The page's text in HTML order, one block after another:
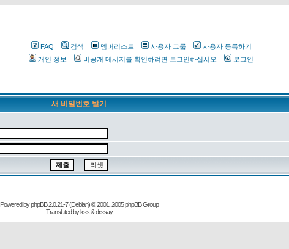
FAQ 검색 멤버리스트 사용자 그룹
사용자 등록하기
개인 정보
비공개 메시지를 확인하려면 로그인하십시오 로그인
새 비밀번호 받기
Powered byphpBB2.0.21-7 (Debian) © 2001, 2005 phpBB Group
Translated by kss & drssay